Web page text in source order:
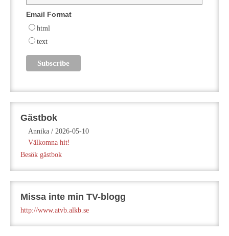
Email Format
html
text
Gästbok
Annika / 2026-05-10
Välkomna hit!
Besök gästbok
Missa inte min TV-blogg
http://www.atvb.alkb.se